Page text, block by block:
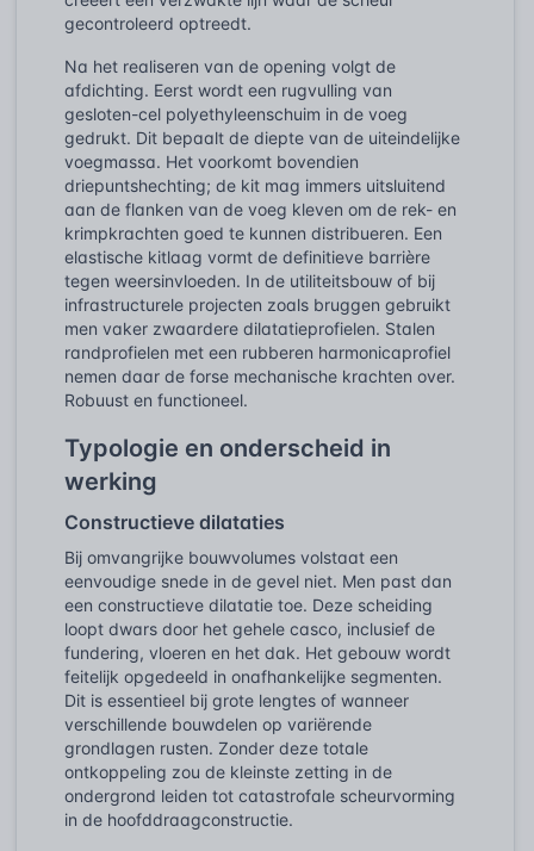
gecontroleerd optreedt.
Na het realiseren van de opening volgt de
afdichting. Eerst wordt een rugvulling van
gesloten-cel polyethyleenschuim in de voeg
gedrukt. Dit bepaalt de diepte van de uiteindelijke
voegmassa. Het voorkomt bovendien
driepuntshechting; de kit mag immers uitsluitend
aan de flanken van de voeg kleven om de rek- en
krimpkrachten goed te kunnen distribueren. Een
elastische kitlaag vormt de definitieve barrière
tegen weersinvloeden. In de utiliteitsbouw of bij
infrastructurele projecten zoals bruggen gebruikt
men vaker zwaardere dilatatieprofielen. Stalen
randprofielen met een rubberen harmonicaprofiel
nemen daar de forse mechanische krachten over.
Robuust en functioneel.
Typologie en onderscheid in
werking
Constructieve dilataties
Bij omvangrijke bouwvolumes volstaat een
eenvoudige snede in de gevel niet. Men past dan
een constructieve dilatatie toe. Deze scheiding
loopt dwars door het gehele casco, inclusief de
fundering, vloeren en het dak. Het gebouw wordt
feitelijk opgedeeld in onafhankelijke segmenten.
Dit is essentieel bij grote lengtes of wanneer
verschillende bouwdelen op variërende
grondlagen rusten. Zonder deze totale
ontkoppeling zou de kleinste zetting in de
ondergrond leiden tot catastrofale scheurvorming
in de hoofddraagconstructie.